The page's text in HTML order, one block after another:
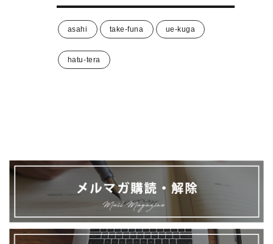
asahi take-funa ue-kuga
hatu-tera